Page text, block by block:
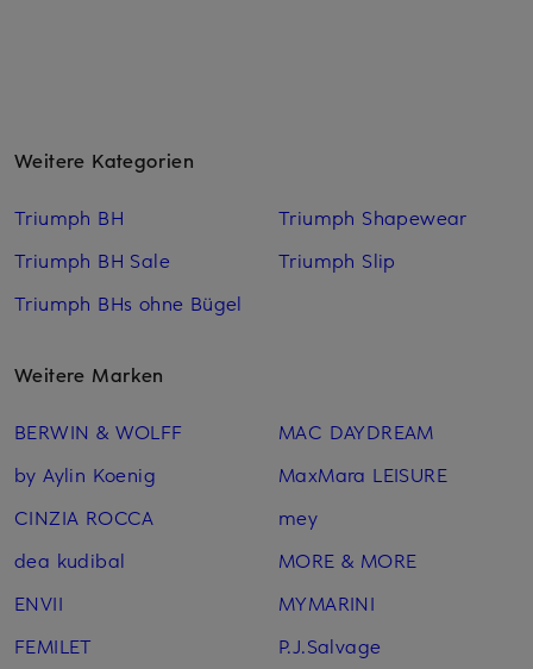
Weitere Kategorien
Triumph BH
Triumph BH Sale
Triumph BHs ohne Bügel
Triumph Shapewear
Triumph Slip
Weitere Marken
BERWIN & WOLFF
by Aylin Koenig
CINZIA ROCCA
dea kudibal
ENVII
FEMILET
MAC DAYDREAM
MaxMara LEISURE
mey
MORE & MORE
MYMARINI
P.J.Salvage